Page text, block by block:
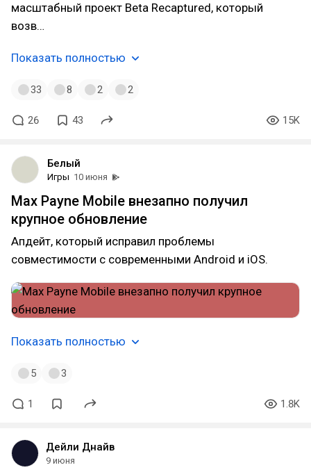
масштабный проект Beta Recaptured, который
возв…
Показать полностью
33 8 2 2
26 43 15K
Белый
Игры 10 июня
Max Payne Mobile внезапно получил
крупное обновление
Апдейт, который исправил проблемы
совместимости с современными Android и iOS.
Показать полностью
5 3
1 1.8K
Дейли Днайв
9 июня